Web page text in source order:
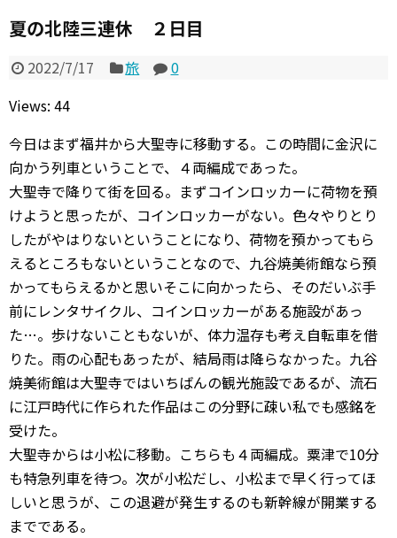
夏の北陸三連休 ２日目
2022/7/17 旅
0
Views: 44
今日はまず福井から大聖寺に移動する。この時間に金沢に
向かう列車ということで、４両編成であった。
大聖寺で降りて街を回る。まずコインロッカーに荷物を預
けようと思ったが、コインロッカーがない。色々やりとり
したがやはりないということになり、荷物を預かってもら
えるところもないということなので、九谷焼美術館なら預
かってもらえるかと思いそこに向かったら、そのだいぶ手
前にレンタサイクル、コインロッカーがある施設があっ
た…。歩けないこともないが、体力温存も考え自転車を借
りた。雨の心配もあったが、結局雨は降らなかった。九谷
焼美術館は大聖寺ではいちばんの観光施設であるが、流石
に江戸時代に作られた作品はこの分野に疎い私でも感銘を
受けた。
大聖寺からは小松に移動。こちらも４両編成。粟津で10分
も特急列車を待つ。次が小松だし、小松まで早く行ってほ
しいと思うが、この退避が発生するのも新幹線が開業する
までである。